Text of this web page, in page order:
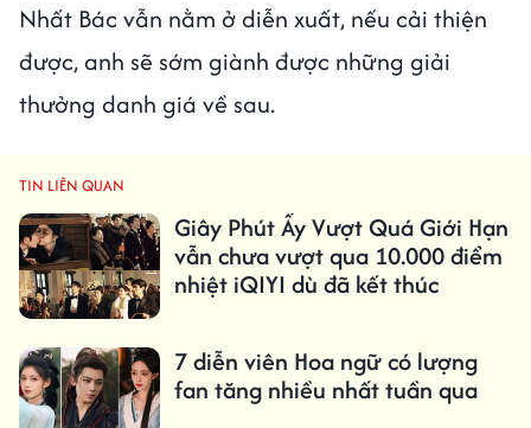
Nhất Bác vẫn nằm ở diễn xuất, nếu cải thiện
được, anh sẽ sớm giành được những giải
thưởng danh giá về sau.
TIN LIÊN QUAN
Giây Phút Ấy Vượt Quá Giới Hạn
vẫn chưa vượt qua 10.000 điểm
nhiệt iQIYI dù đã kết thúc
7 diễn viên Hoa ngữ có lượng
fan tăng nhiều nhất tuần qua